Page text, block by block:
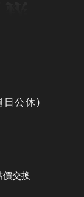
日公休)
價交換 ｜